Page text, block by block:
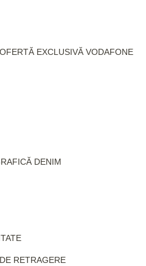
EXCLUSIVĂ VODAFONE
DENIM
RETRAGERE